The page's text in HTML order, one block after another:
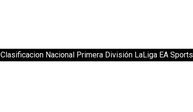
Clasificacion Nacional Primera División LaLiga EA Sports